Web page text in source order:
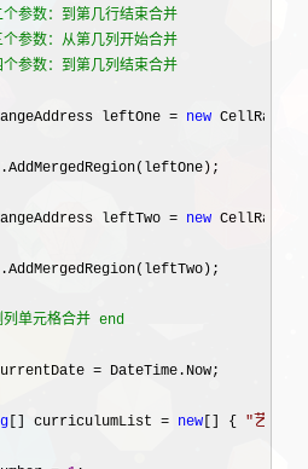
参数：到第几行结束合并
参数：从第几列开始合并
参数：到第几列结束合并
leftOne
= new
leftTwo
= new
列单元格合并 end
= DateTime.Now;
[] curriculumList = new [] { "艺术学